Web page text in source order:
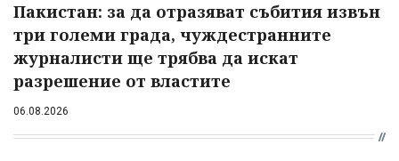
Пакистан: за да отразяват събития извън
три големи града, чуждестранните
журналисти ще трябва да искат
разрешение от властите
06.08.2026